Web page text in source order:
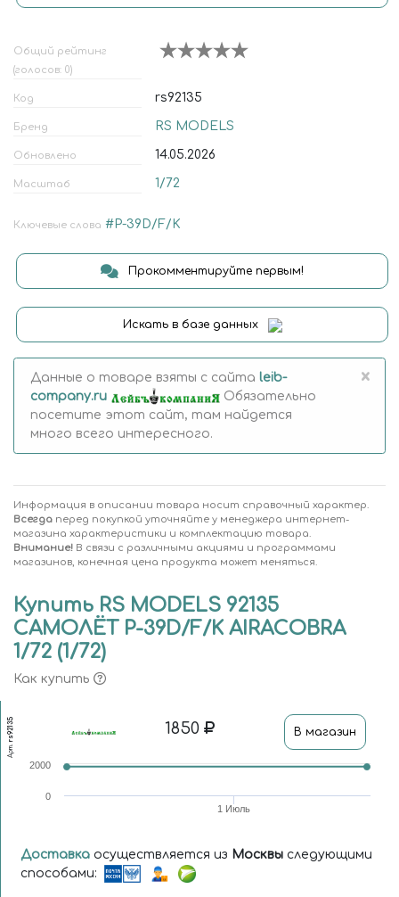
Общий рейтинг
(голосов: 0)
Код rs92135
Бренд RS MODELS
Обновлено 14.05.2026
Масштаб 1/72
Ключевые слова #P-39D/F/K
Прокомментируйте первым!
Искать в базе данных
Данные о товаре взяты с сайта leib-
company.ru
Обязательно
посетите этот сайт, там найдется
много всего интересного.
×
Информация в описании товара носит справочный характер.
Всегда перед покупкой уточняйте у менеджера интернет-
магазина характеристики и комплектацию товара.
Внимание! В связи с различными акциями и программами
магазинов, конечная цена продукта может меняться.
Купить RS MODELS 92135
САМОЛЁТ P-39D/F/K AIRACOBRA
1/72 (1/72)
Как купить
Арт.
rs92135 1850 В магазин
1 Июль
0
2000
Доставка осуществляется из Москвы следующими
способами: